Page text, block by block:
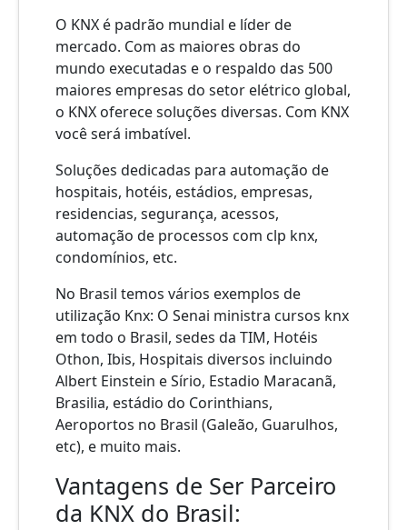
O KNX é padrão mundial e líder de
mercado. Com as maiores obras do
mundo executadas e o respaldo das 500
maiores empresas do setor elétrico global,
o KNX oferece soluções diversas. Com KNX
você será imbatível.
Soluções dedicadas para automação de
hospitais, hotéis, estádios, empresas,
residencias, segurança, acessos,
automação de processos com clp knx,
condomínios, etc.
No Brasil temos vários exemplos de
utilização Knx: O Senai ministra cursos knx
em todo o Brasil, sedes da TIM, Hotéis
Othon, Ibis, Hospitais diversos incluindo
Albert Einstein e Sírio, Estadio Maracanã,
Brasilia, estádio do Corinthians,
Aeroportos no Brasil (Galeão, Guarulhos,
etc), e muito mais.
Vantagens de Ser Parceiro
da KNX do Brasil: